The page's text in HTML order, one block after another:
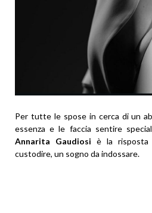
Per tutte le spose in cerca di un
essenza e le faccia sentire
Annarita Gaudiosi è la risposta
custodire, un sogno da indossare.